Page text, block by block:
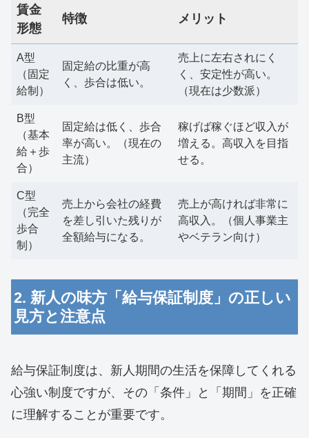
賃金
形態
特徴 メリット
A型
（固定
給制）
固定給の比重が高
く、歩合は低い。
売上に左右されにく
く、安定性が高い。
（現在は少数派）
B型
（基本
給＋歩
合）
固定給は低く、歩合
率が高い。（現在の
主流）
稼げば稼ぐほど収入が
増える。高収入を目指
せる。
C型
（完全
歩合
制）
売上から会社の経費
を差し引いた残りが
全額給与になる。
売上が高ければ非常に
高収入。（個人事業主
やベテラン向け）
2. 新人の味方「給与保証制度」の正しい
見方と注意点
給与保証制度は、新人期間の生活を保障してくれる
心強い制度ですが、その「条件」と「期間」を正確
に理解することが重要です。